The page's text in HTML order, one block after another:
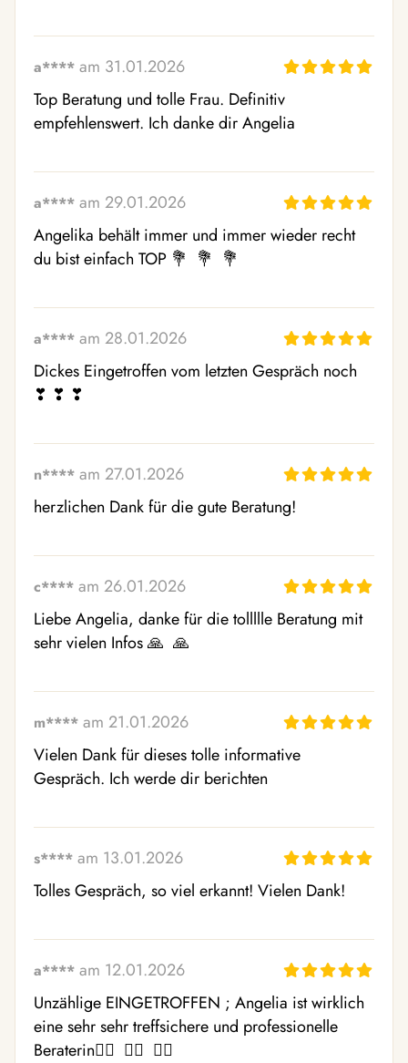
a**** am 31.01.2026
Top Beratung und tolle Frau. Definitiv
empfehlenswert. Ich danke dir Angelia
a**** am 29.01.2026
Angelika behält immer und immer wieder recht
du bist einfach TOP 💐  💐  💐
a**** am 28.01.2026
Dickes Eingetroffen vom letzten Gespräch noch
❣ ️❣ ️❣ ️
n**** am 27.01.2026
herzlichen Dank für die gute Beratung!
c**** am 26.01.2026
Liebe Angelia, danke für die tollllle Beratung mit
sehr vielen Infos 🙏  🙏
m**** am 21.01.2026
Vielen Dank für dieses tolle informative
Gespräch. Ich werde dir berichten
s**** am 13.01.2026
Tolles Gespräch, so viel erkannt! Vielen Dank!
a**** am 12.01.2026
Unzählige EINGETROFFEN ; Angelia ist wirklich
eine sehr sehr treffsichere und professionelle
Beraterin❤️‍🔥  ❤️‍🔥  ❤️‍🔥